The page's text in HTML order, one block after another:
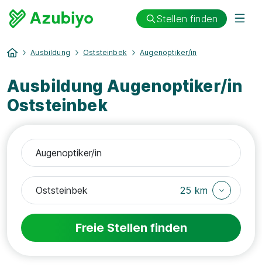
Stellen finden
Ausbildung Oststeinbek Augenoptiker/in
Ausbildung Augenoptiker/in
Oststeinbek
25 km
Freie Stellen finden